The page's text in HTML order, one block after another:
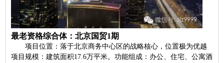
最老资格综合体：北京国贸1期
项目位置：落于北京商务中心区的战略核心，位置极为优越
项目规模：建筑面积17.6万平米。功能组成：办公、住宅、公寓酒